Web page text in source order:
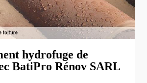
hydrofuge de
BatiPro Rénov SARL